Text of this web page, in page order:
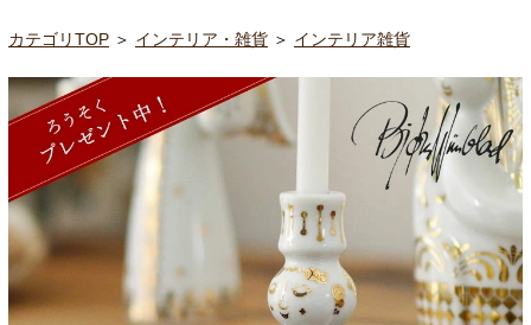
カテゴリTOP ＞ インテリア・雑貨 ＞ インテリア雑貨